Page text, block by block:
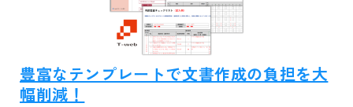
豊富なテンプレートで文書作成の負担を大
幅削減！